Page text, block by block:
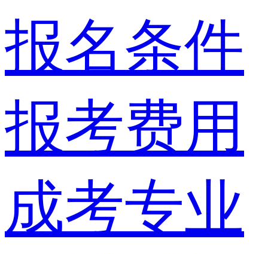
报名条件
报考费用
成考专业